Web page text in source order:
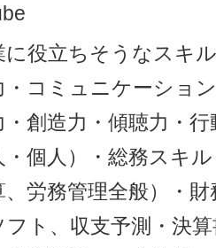
役立ちそうなスキル
・コミュニケーショ
・創造力・傾聴力・
・個人）・総務スキ
、労務管理全般）・
フト、収支予測・決